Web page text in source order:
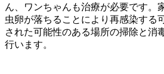
ん、ワンちゃんも治療が必要です。
虫卵が落ちることにより再感染する
された可能性のある場所の掃除と消
行います。